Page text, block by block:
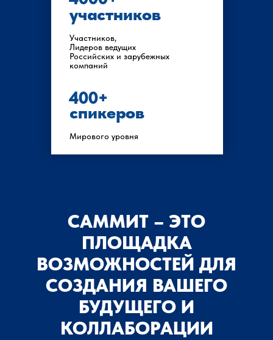
Участников,
Лидеров ведущих
Российских и зарубежных
компаний
400+
Мирового уровня
спикеров
участников
САММИТ – ЭТО
ПЛОЩАДКА
ВОЗМОЖНОСТЕЙ ДЛЯ
СОЗДАНИЯ ВАШЕГО
БУДУЩЕГО И
КОЛЛАБОРАЦИИ